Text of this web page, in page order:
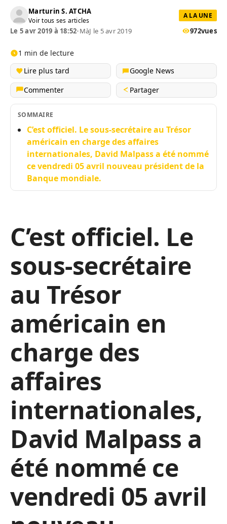
Marturin S. ATCHA
Voir tous ses articles
A LA UNE
Le 5 avr 2019 à 18:52•MàJ le 5 avr 2019 972vues
1 min de lecture
Lire plus tard
Google News
Commenter
Partager
SOMMAIRE
C’est officiel. Le sous-secrétaire au Trésor
américain en charge des affaires
internationales, David Malpass a été nommé
ce vendredi 05 avril nouveau président de la
Banque mondiale.
C’est officiel. Le
sous-secrétaire
au Trésor
américain en
charge des
affaires
internationales,
David Malpass a
été nommé ce
vendredi 05 avril